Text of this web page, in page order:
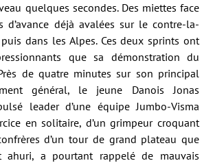
quelques secondes. Des miettes face
d’avance déjà avalées sur le contre-la-
dans les Alpes. Ces deux sprints ont
que sa démonstration du
de quatre minutes sur son principal
général, le jeune Danois Jonas
leader d’une équipe Jumbo-Visma
en solitaire, d’un grimpeur croquant
d’un tour de grand plateau que
ahuri, a pourtant rappelé de mauvais